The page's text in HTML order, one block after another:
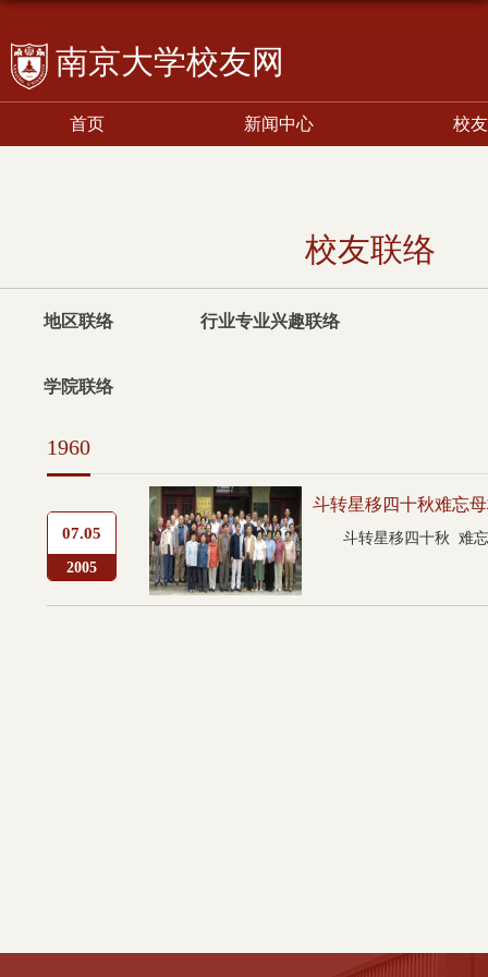
校友网
首页 新闻中心 校
校友联络
地区联络 行业专业兴趣联络
学院联络
1960
07.05
2005
斗转星移四十秋难忘
斗转星移四十秋 难